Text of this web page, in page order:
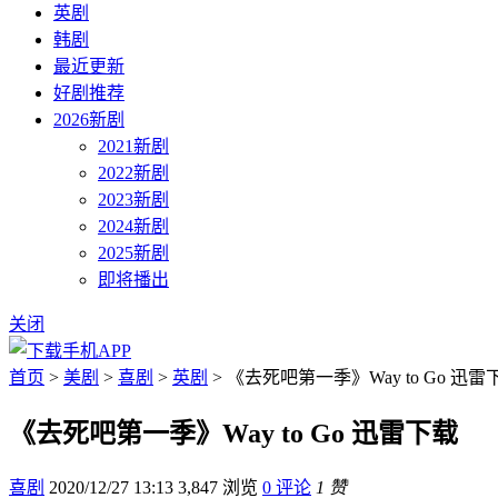
英剧
韩剧
最近更新
好剧推荐
2026新剧
2021新剧
2022新剧
2023新剧
2024新剧
2025新剧
即将播出
关闭
首页 > 美剧 > 喜剧 > 英剧 > 《去死吧第一季》Way to Go 迅雷
《去死吧第一季》Way to Go 迅雷下载
喜剧 2020/12/27 13:13 3,847 浏览 0 评论 1 赞